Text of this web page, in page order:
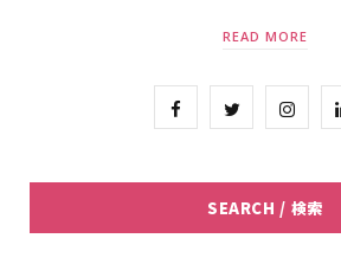
READ MORE
e
T
t
I
t
SEARCH / 検索